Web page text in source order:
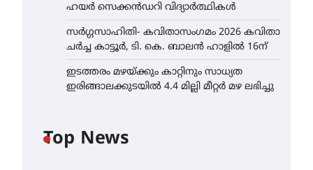
ഹയർ സെക്കൻഡറി വിദ്യാർത്ഥികൾ
സർഗ്ഗസാഹിതി- കവിതാസംഗമം 2026 കവിതാ
ചർച്ച കാട്ടൂർ, ടി. കെ. ബാലൻ ഹാളിൽ 16ന്
ഇടത്തരം മഴയ്ക്കും കാറ്റിനും സാധ്യത
ഇരിങ്ങാലക്കുടയിൽ 4.4 മില്ലി മീറ്റർ മഴ ലഭിച്ചു
Top News